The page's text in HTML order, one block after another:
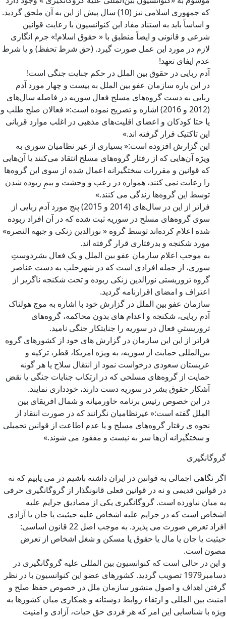
که جمهوری اسلامی نیز (10) سال پیش از این به آن ملحق گردید.
و اساساً باید به استناد مفاد این کنوانسیون با رعایت قوانین
شرعی و قانونی و ایضاً منطبق با « حقوق اسلام!» جرم انگاری
لازم در مورد این عمل صورت گیرد. (حق شرط تحفظ) و یا شرط
عدم ایفای تعهد!
آدم ربایی در حقوق بین الملل در حکم جنایت جنگی است!
در این باره سازمان عفو بین الملل به بیست و چهار مورد آدم
ربایی به دست گروه‌های مسلح فعال سوریه در فاصله سال‌های
(2012 و 2016) اشاره و تصریح نموده است:« فعالان صلح طلب و
یا حتا کودکان و اعضای اقلیت‌های مذهبی در اغلب موارد قربانی
این تاکتیک قرار گرفته اند.»
این گزارش افزوده است:« بسیاری از غیر نظامیان سوری به
ویژه آن‌هایی که از رفتار گروه‌های مسلح انتقاد می‌کنند یا آن‌هایی
که قوانین و مقررات سختگیرانه اعمال شده از سوی این گروه‌ها
را رعایت نمی کنند، همواره در رعب و وحشت و بیمِ ربوده شدن
توسط این گروه‌ها زندگی می کنند.»
فراتر از این در سال‌های (2014 و 2015) پنج مورد آدم ربایی از
سوی گروه‌های مسلح در سوریه ثبت شده که در آن افراد ربوده
شده اعلام کرده‌اند توسط گروه « نورالدین زنکی و جبهه النصره»
مورد شکنجه و بدرفتاری قرار گرفته اند.
به موجب اعلام سازمان عفو بین الملل و یک فعال بشردوستِ
سوری، از جمله افرادی است که در شهرحلب به دست عناصر
گروه تروریستی نورالدین زنکی ربوده و تحت شکنجه ناگزیر از
اعتراف و امضای اقرارنامه گردید.
سازمان عفو بین الملل در گزارش خود با اشاره به موج هولناک
آدم ربایی، شکنجه و اعدام های بدون محاکمه، گروه‌های
تروریستیِ فعال در سوریه را جنایتکار جنگی نامید.
فراتر از این این سازمان در گزارش های خود از کشورهای گروه
بین‌المللی حمایت از سوریه، به ویژه امریکا، قطر، ترکیه و
عربستان سعودی درخواست نمود از انتقال سلاح یا هر گونه
حمایت از گروه‌های مسلحی که در ارتکاب جنایات جنگی یا نقض
آشکار حقوق بشر در سوریه دست دارند، خودداری نمایند.
در این خصوص رئیس برنامه خاورمیانه و شمال افریقای بین
الملل گفته است:« غیرنظامیان نگرانند که در صورت انتقاد از
نحوه ی رفتار گروه‌های مسلح و یا عدم اطاعت از قوانین تحمیلی
و سختگیرانه آن‌ها سر به نیست و مفقود می شوند.»
گروگانگیری
اگر نگاهی اجمالی به قوانین در ایران داشته باشیم در می یابیم که نه
در قوانین قدیمی و نه در قوانین فعلی قانونگذار از گروگانگیری حرفی
به میان نیاورده است. گروگانگیری یکی از مصادیق جرایم علیه
اشخاص است که در جرایم علیه اشخاص علیه حیثیت یا جان یا آزادی
افراد تعرض صورت می پذیرد. به موجب اصل 22 قانون اساسی:
حیثیت یا جان یا مال یا حقوق یا مسکن و شغل اشخاص از تعرض
مصون است.
و این در حالی است که کنوانسیون بین المللی علیه گروگانگیری در
دسامبر1979 تصویب گردید. کشورهای عضو این کنوانسیون با در نظر
گرفتن اهداف و اصول منشور سازمان ملل در خصوص حفظ صلح و
امنیت بین المللی و ارتقاء روابط دوستانه و همکاری میان کشورها به
ویژه با شناسایی این امر که هر فردی حق حیات، آزادی و امنیت